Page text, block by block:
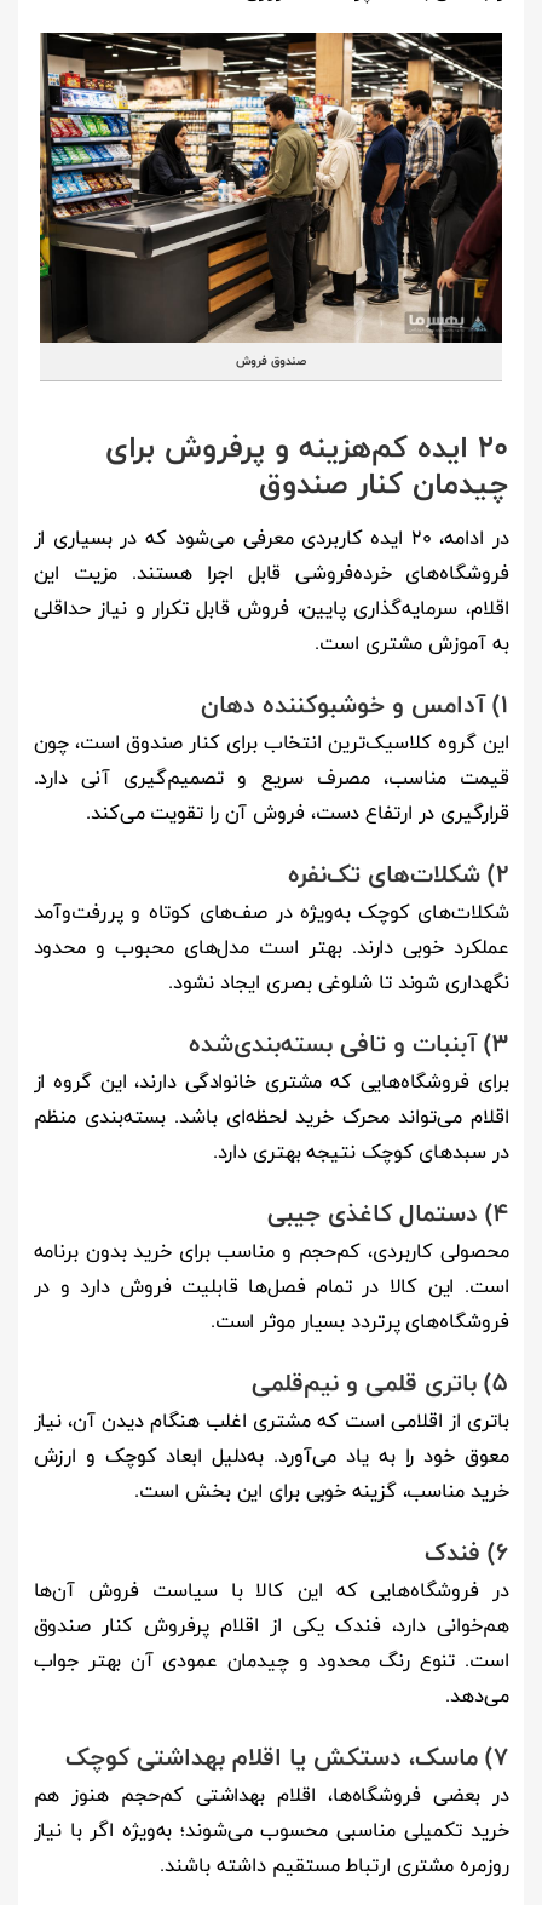
صندوق فروش
20 ایده کم‌هزینه و پرفروش برای
چیدمان کنار صندوق
در ادامه، 20 ایده کاربردی معرفی می‌شود که در بسیاری از
فروشگاه‌های خرده‌فروشی قابل اجرا هستند. مزیت این
اقلام، سرمایه‌گذاری پایین، فروش قابل تکرار و نیاز حداقلی
به آموزش مشتری است.
1) آدامس و خوشبوکننده دهان
این گروه کلاسیک‌ترین انتخاب برای کنار صندوق است، چون
قیمت مناسب، مصرف سریع و تصمیم‌گیری آنی دارد.
قرارگیری در ارتفاع دست، فروش آن را تقویت می‌کند.
2) شکلات‌های تک‌نفره
شکلات‌های کوچک به‌ویژه در صف‌های کوتاه و پررفت‌وآمد
عملکرد خوبی دارند. بهتر است مدل‌های محبوب و محدود
نگهداری شوند تا شلوغی بصری ایجاد نشود.
3) آبنبات و تافی بسته‌بندی‌شده
برای فروشگاه‌هایی که مشتری خانوادگی دارند، این گروه از
اقلام می‌تواند محرک خرید لحظه‌ای باشد. بسته‌بندی منظم
در سبدهای کوچک نتیجه بهتری دارد.
4) دستمال کاغذی جیبی
محصولی کاربردی، کم‌حجم و مناسب برای خرید بدون برنامه
است. این کالا در تمام فصل‌ها قابلیت فروش دارد و در
فروشگاه‌های پرتردد بسیار موثر است.
5) باتری قلمی و نیم‌قلمی
باتری از اقلامی است که مشتری اغلب هنگام دیدن آن، نیاز
معوق خود را به یاد می‌آورد. به‌دلیل ابعاد کوچک و ارزش
خرید مناسب، گزینه خوبی برای این بخش است.
6) فندک
در فروشگاه‌هایی که این کالا با سیاست فروش آن‌ها
هم‌خوانی دارد، فندک یکی از اقلام پرفروش کنار صندوق
است. تنوع رنگ محدود و چیدمان عمودی آن بهتر جواب
می‌دهد.
7) ماسک، دستکش یا اقلام بهداشتی کوچک
در بعضی فروشگاه‌ها، اقلام بهداشتی کم‌حجم هنوز هم
خرید تکمیلی مناسبی محسوب می‌شوند؛ به‌ویژه اگر با نیاز
روزمره مشتری ارتباط مستقیم داشته باشند.